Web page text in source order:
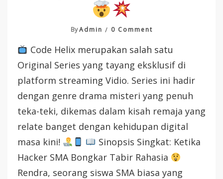
ByAdmin 0 CommentOn
Code
Helix
—
Series
Remaja
&
Hacker
Yang
Bikin
Penasaran!
Code Helix merupakan salah satu
Original Series yang tayang eksklusif di
platform streaming Vidio. Series ini hadir
dengan genre drama misteri yang penuh
teka-teki, dikemas dalam kisah remaja yang
relate banget dengan kehidupan digital
masa kini!
Sinopsis Singkat: Ketika
Hacker SMA Bongkar Tabir Rahasia
Rendra, seorang siswa SMA biasa yang